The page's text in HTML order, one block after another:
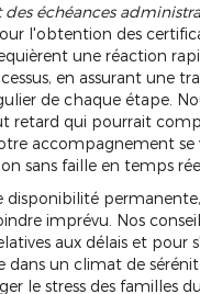
des échéances
l'obtention des
une réaction
en assurant une
de chaque étape.
retard qui pourrait
accompagnement
sans faille en temps
disponibilité
imprévu. Nos
aux délais et pour
dans un climat de
le stress des familles